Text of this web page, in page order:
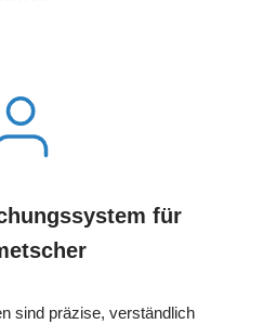
für
sind präzise, verständlich